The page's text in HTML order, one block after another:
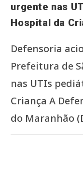
urgente nas
Hospital da
Defensoria
Prefeitura de
nas UTIs
Criança A
do Maranhão